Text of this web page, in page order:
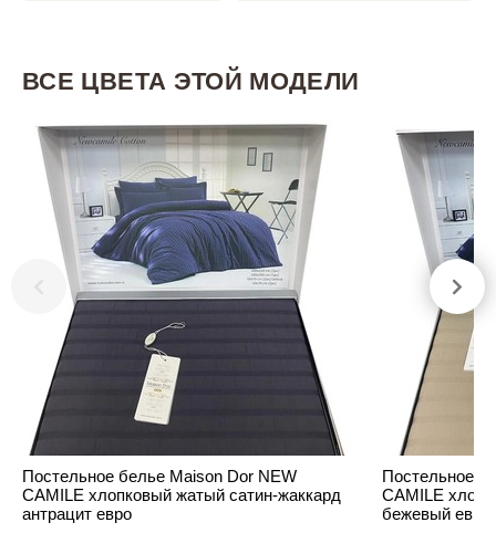
ВСЕ ЦВЕТА ЭТОЙ МОДЕЛИ
Постельное белье Maison Dor NEW
CAMILE хлопковый жатый сатин-жаккард
антрацит евро
Постельное
CAMILE
бежевый евро